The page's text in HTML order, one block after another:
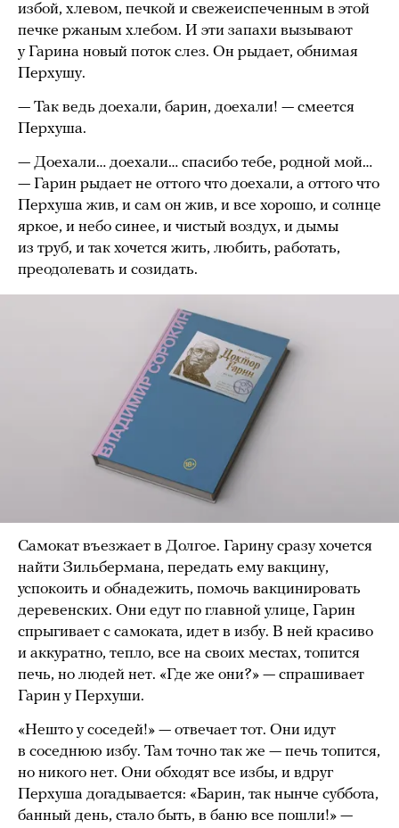
избой, хлевом, печкой и свежеиспеченным в этой
печке ржаным хлебом. И эти запахи вызывают
у Гарина новый поток слез. Он рыдает, обнимая
Перхушу.
— Так ведь доехали, барин, доехали! — смеется
Перхуша.
— Доехали… доехали… спасибо тебе, родной мой…
— Гарин рыдает не оттого что доехали, а оттого что
Перхуша жив, и сам он жив, и все хорошо, и солнце
яркое, и небо синее, и чистый воздух, и дымы
из труб, и так хочется жить, любить, работать,
преодолевать и созидать.
Самокат въезжает в Долгое. Гарину сразу хочется
найти Зильбермана, передать ему вакцину,
успокоить и обнадежить, помочь вакцинировать
деревенских. Они едут по главной улице, Гарин
спрыгивает с самоката, идет в избу. В ней красиво
и аккуратно, тепло, все на своих местах, топится
печь, но людей нет. «Где же они?» — спрашивает
Гарин у Перхуши.
«Нешто у соседей!» — отвечает тот. Они идут
в соседнюю избу. Там точно так же — печь топится,
но никого нет. Они обходят все избы, и вдруг
Перхуша догадывается: «Барин, так нынче суббота,
банный день, стало быть, в баню все пошли!» —